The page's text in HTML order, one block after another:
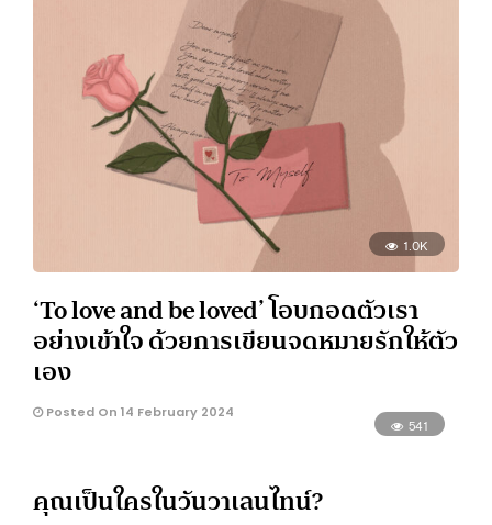
1.0K
‘To love and be loved’ โอบกอดตัวเรา
อย่างเข้าใจ ด้วยการเขียนจดหมายรักให้ตัว
เอง
Posted On 14 February 2024
541
คุณเป็นใครในวันวาเลนไทน์?